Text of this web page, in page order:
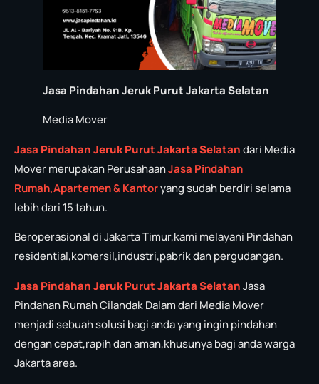
Jasa Pindahan Jeruk Purut Jakarta Selatan
Media Mover
Jasa Pindahan Jeruk Purut Jakarta Selatandari Media
Mover merupakan PerusahaanJasa Pindahan
Rumah,Apartemen & Kantoryang sudah berdiri selama
lebih dari 15 tahun.
Beroperasional di Jakarta Timur,kami melayani Pindahan
residential,komersil,industri,pabrik dan pergudangan.
Jasa Pindahan Jeruk Purut Jakarta SelatanJasa
Pindahan Rumah Cilandak Dalam dari Media Mover
menjadi sebuah solusi bagi anda yang ingin pindahan
dengan cepat,rapih dan aman,khusunya bagi anda warga
Jakarta area.